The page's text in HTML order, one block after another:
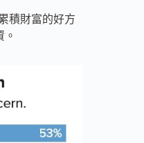
積財富的好方